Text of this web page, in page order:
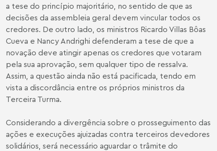
a tese do princípio majoritário, no sentido de que as
decisões da assembleia geral devem vincular todos os
credores. De outro lado, os ministros Ricardo Villas Bôas
Cueva e Nancy Andrighi defenderam a tese de que a
novação deve atingir apenas os credores que votaram
pela sua aprovação, sem qualquer tipo de ressalva.
Assim, a questão ainda não está pacificada, tendo em
vista a discordância entre os próprios ministros da
Terceira Turma.
Considerando a divergência sobre o prosseguimento das
ações e execuções ajuizadas contra terceiros devedores
solidários, será necessário aguardar o trâmite do